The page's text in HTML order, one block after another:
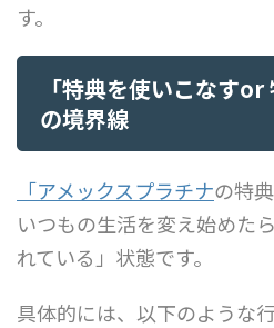
す。
「特典を使いこなすor
の境界線
「アメックスプラチナの特
いつもの生活を変え始めた
れている」状態です。
具体的には、以下のような